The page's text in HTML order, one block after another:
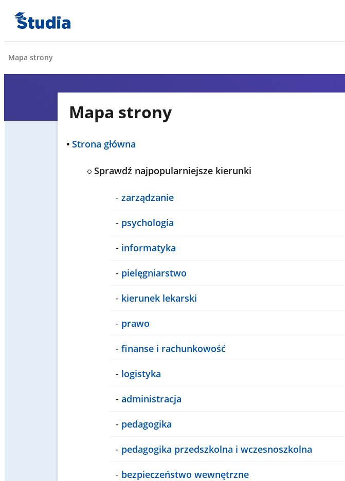
Mapa strony
Mapa strony
• Strona główna
Sprawdź najpopularniejsze kierunki
- zarządzanie
- psychologia
- informatyka
- pielęgniarstwo
- kierunek lekarski
- prawo
- finanse i rachunkowość
- logistyka
- administracja
- pedagogika
- pedagogika przedszkolna i wczesnoszkolna
- bezpieczeństwo wewnętrzne